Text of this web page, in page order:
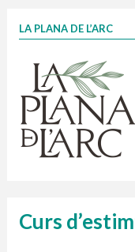
1
Finançat per la
LA PLANA DE L’ARC
Curs